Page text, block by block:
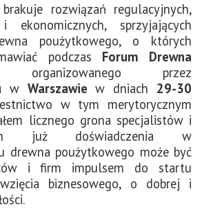
rozwiązań regulacyjnych,
ekonomicznych, sprzyjających
poużytkowego, o których
podczas Forum Drewna
przez
w Warszawie w dniach 29-30
w tym merytorycznym
licznego grona specjalistów i
już doświadczenia w
drewna poużytkowego może być
i firm impulsem do startu
biznesowego, o dobrej i